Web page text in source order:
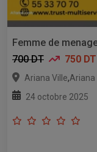
Femme de
700 DT
750 DT
Ariana Ville,Ariana
24 octobre 2025